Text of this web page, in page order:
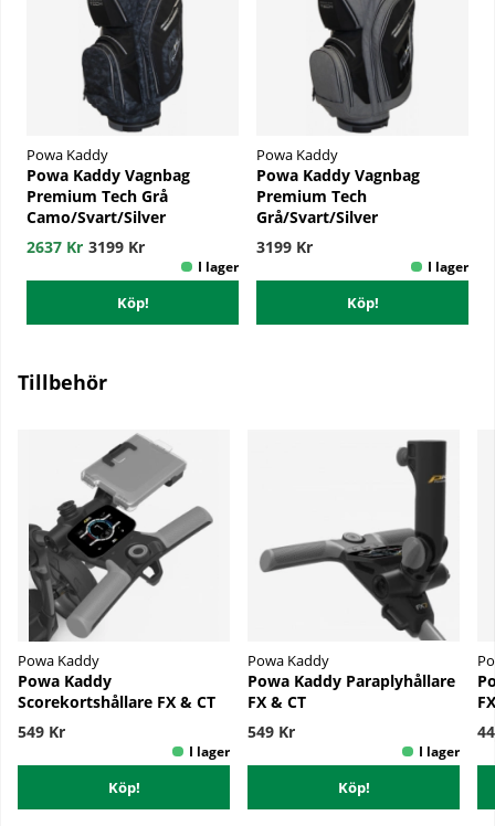
Powa Kaddy
Powa Kaddy Vagnbag
Premium Tech Grå
Camo/Svart/Silver
2637 Kr 3199 Kr
Köp!
Powa Kaddy
Powa Kaddy Vagnbag
Premium Tech
Grå/Svart/Silver
3199 Kr
Köp!
Tillbehör
Powa Kaddy
Powa Kaddy
Scorekortshållare FX & CT
549 Kr
Köp!
Powa Kaddy
Powa Kaddy Paraplyhållare
FX & CT
549 Kr
Köp!